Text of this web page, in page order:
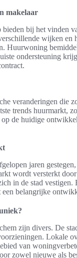
makelaar
bij het vinden
wijken
Huurwoning
ondersteuning
veranderingen die
trends huurmarkt,
de huidige
jaren
wordt versterkt
in de stad
belangrijke
zijn divers. De
Lokale
van
zowel nieuwe als